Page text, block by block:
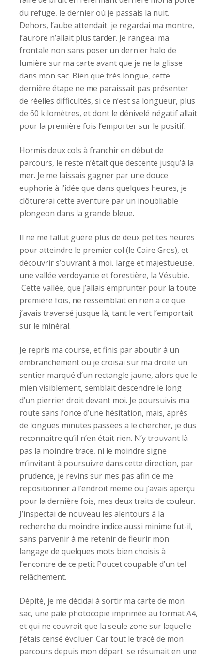
du refuge, le dernier où je passais la nuit.
Dehors, l’aube attendait, je regardai ma montre,
l’aurore n’allait plus tarder. Je rangeai ma
frontale non sans poser un dernier halo de
lumière sur ma carte avant que je ne la glisse
dans mon sac. Bien que très longue, cette
dernière étape ne me paraissait pas présenter
de réelles difficultés, si ce n’est sa longueur, plus
de 60 kilomètres, et dont le dénivelé négatif allait
pour la première fois l’emporter sur le positif.
Hormis deux cols à franchir en début de
parcours, le reste n’était que descente jusqu’à la
mer. Je me laissais gagner par une douce
euphorie à l’idée que dans quelques heures, je
clôturerai cette aventure par un inoubliable
plongeon dans la grande bleue.
Il ne me fallut guère plus de deux petites heures
pour atteindre le premier col (le Caire Gros), et
découvrir s’ouvrant à moi, large et majestueuse,
une vallée verdoyante et forestière, la Vésubie.
Cette vallée, que j’allais emprunter pour la toute
première fois, ne ressemblait en rien à ce que
j’avais traversé jusque là, tant le vert l’emportait
sur le minéral.
Je repris ma course, et finis par aboutir à un
embranchement où je croisai sur ma droite un
sentier marqué d’un rectangle jaune, alors que le
mien visiblement, semblait descendre le long
d’un pierrier droit devant moi. Je poursuivis ma
route sans l’once d’une hésitation, mais, après
de longues minutes passées à le chercher, je dus
reconnaître qu’il n’en était rien. N’y trouvant là
pas la moindre trace, ni le moindre signe
m’invitant à poursuivre dans cette direction, par
prudence, je revins sur mes pas afin de me
repositionner à l’endroit même où j’avais aperçu
pour la dernière fois, mes deux traits de couleur.
J’inspectai de nouveau les alentours à la
recherche du moindre indice aussi minime fut-il,
sans parvenir à me retenir de fleurir mon
langage de quelques mots bien choisis à
l’encontre de ce petit Poucet coupable d’un tel
relâchement.
Dépité, je me décidai à sortir ma carte de mon
sac, une pâle photocopie imprimée au format A4,
et qui ne couvrait que la seule zone sur laquelle
j’étais censé évoluer. Car tout le tracé de mon
parcours depuis mon départ, se résumait en une